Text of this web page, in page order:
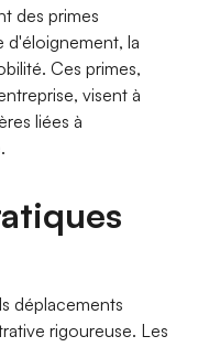
des primes
d'éloignement, la
Ces primes,
visent à
liées à
déplacements
rigoureuse. Les